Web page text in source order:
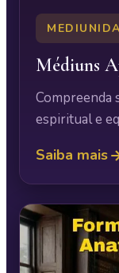
Médiuns
Compreenda
espiritual e
Saiba mais